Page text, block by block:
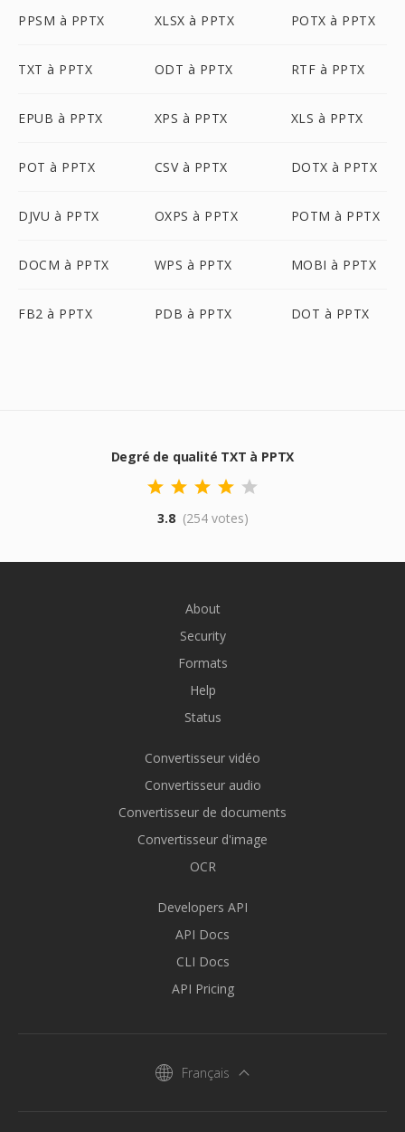
PPSM à PPTX XLSX à PPTX POTX à PPTX
TXT à PPTX ODT à PPTX RTF à PPTX
EPUB à PPTX XPS à PPTX XLS à PPTX
POT à PPTX CSV à PPTX DOTX à PPTX
DJVU à PPTX OXPS à PPTX POTM à PPTX
DOCM à PPTX WPS à PPTX MOBI à PPTX
FB2 à PPTX PDB à PPTX DOT à PPTX
Degré de qualité TXT à PPTX
3.8 (254 votes)
About
Security
Formats
Help
Status
Convertisseur vidéo
Convertisseur audio
Convertisseur de documents
Convertisseur d'image
OCR
Developers API
API Docs
CLI Docs
API Pricing
Français